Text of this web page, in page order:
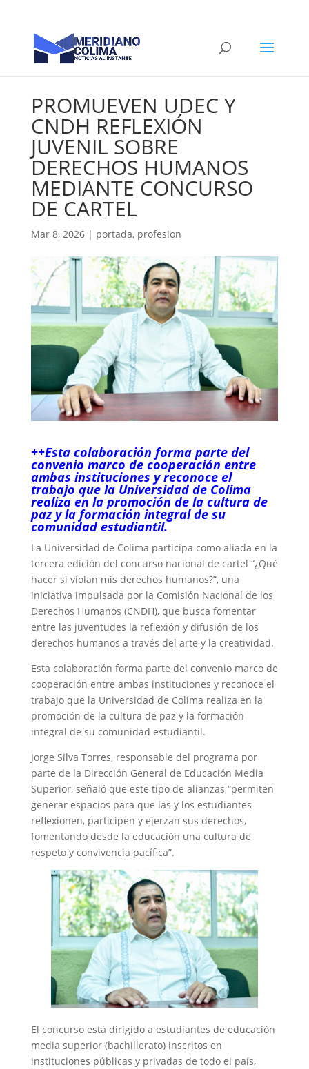
PROMUEVEN UDEC Y
CNDH REFLEXIÓN
JUVENIL SOBRE
DERECHOS HUMANOS
MEDIANTE CONCURSO
DE CARTEL
Mar 8, 2026| portada, profesion
++Esta colaboración forma parte del
convenio marco de cooperación entre
ambas instituciones y reconoce el
trabajo que la Universidad de Colima
realiza en la promoción de la cultura de
paz y la formación integral de su
comunidad estudiantil.
La Universidad de Colima participa como aliada en la
tercera edición del concurso nacional de cartel “¿Qué
hacer si violan mis derechos humanos?”, una
iniciativa impulsada por la Comisión Nacional de los
Derechos Humanos (CNDH), que busca fomentar
entre las juventudes la reflexión y difusión de los
derechos humanos a través del arte y la creatividad.
Esta colaboración forma parte del convenio marco de
cooperación entre ambas instituciones y reconoce el
trabajo que la Universidad de Colima realiza en la
promoción de la cultura de paz y la formación
integral de su comunidad estudiantil.
Jorge Silva Torres, responsable del programa por
parte de la Dirección General de Educación Media
Superior, señaló que este tipo de alianzas “permiten
generar espacios para que las y los estudiantes
reflexionen, participen y ejerzan sus derechos,
fomentando desde la educación una cultura de
respeto y convivencia pacífica”.
El concurso está dirigido a estudiantes de educación
media superior (bachillerato) inscritos en
instituciones públicas y privadas de todo el país,